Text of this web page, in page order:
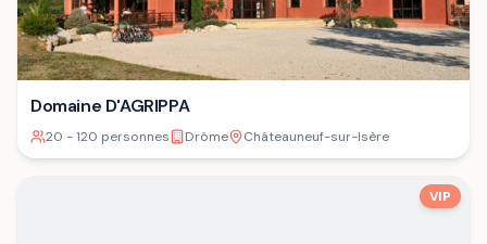
Domaine D'AGRIPPA
20 - 120 personnes Drôme Châteauneuf-sur-Isère
VIP